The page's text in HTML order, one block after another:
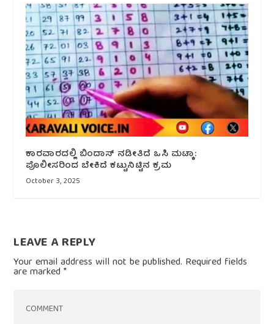
ಕಾರವಾರದಲ್ಲಿ ಬಿಂದಾಸ್ ನಡೀತಿದೆ ಒಸಿ ಮಟ್ಕಾ:
ಪೊಲೀಸರಿಂದ ಬೇಕಿದೆ ಕಟ್ಟುನಿಟ್ಟಿನ ಕ್ರಮ
October 3, 2025
LEAVE A REPLY
Your email address will not be published. Required fields
are marked*